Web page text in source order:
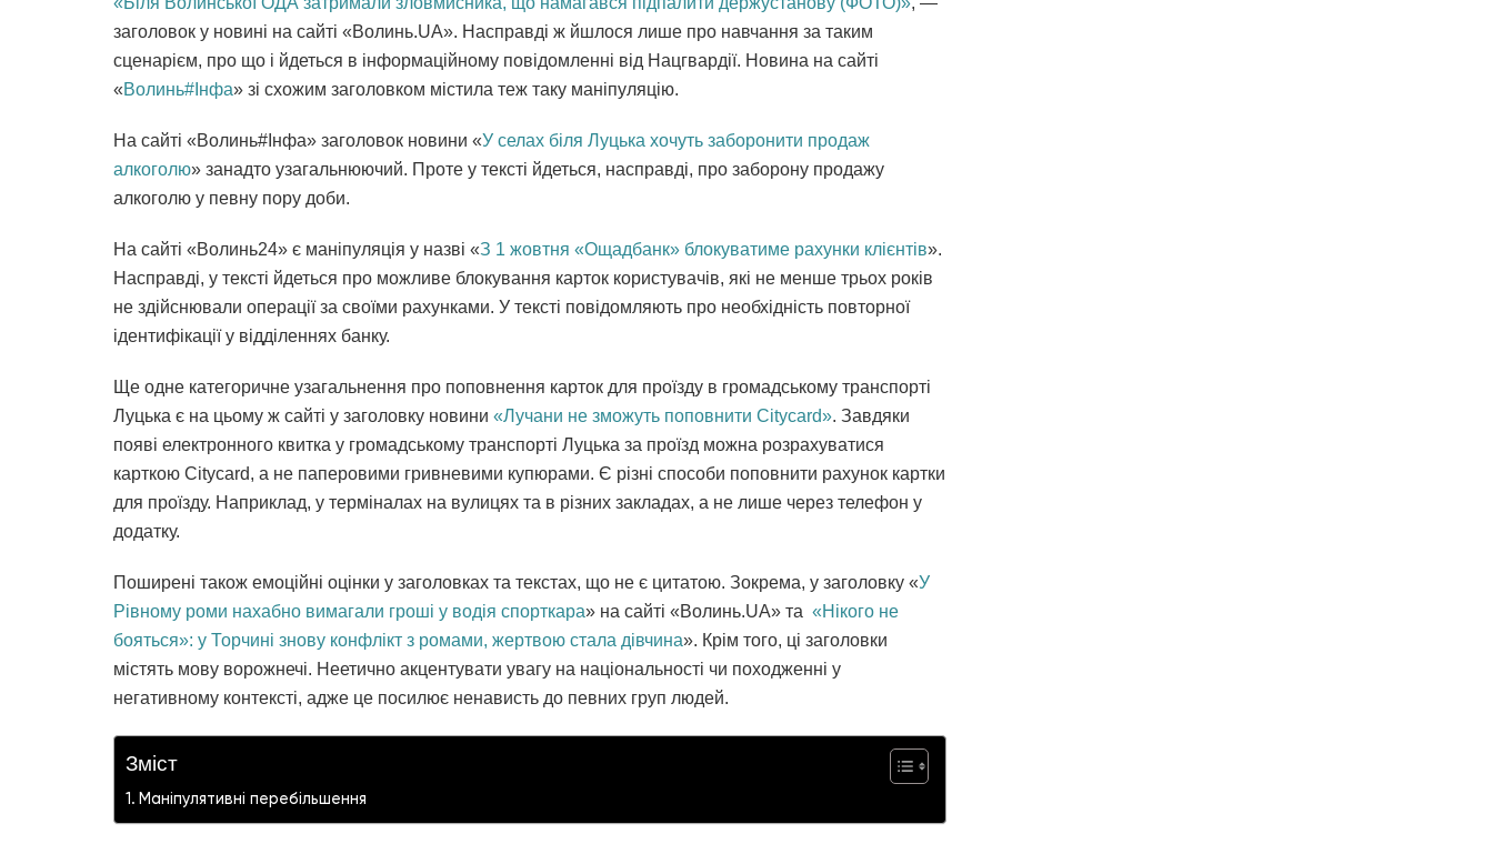
заголовок у новині на сайті «Волинь.UА». Насправді ж йшлося лише про навчання за таким
сценарієм, про що і йдеться в інформаційному повідомленні від Нацгвардії. Новина на сайті
«Волинь#Інфа» зі схожим заголовком містила теж таку маніпуляцію.
На сайті «Волинь#Інфа» заголовок новини «У селах біля Луцька хочуть заборонити продаж
алкоголю» занадто узагальнюючий. Проте у тексті йдеться, насправді, про заборону продажу
алкоголю у певну пору доби.
На сайті «Волинь24» є маніпуляція у назві «З 1 жовтня «Ощадбанк» блокуватиме рахунки клієнтів».
Насправді, у тексті йдеться про можливе блокування карток користувачів, які не менше трьох років
не здійснювали операції за своїми рахунками. У тексті повідомляють про необхідність повторної
ідентифікації у відділеннях банку.
Ще одне категоричне узагальнення про поповнення карток для проїзду в громадському транспорті
Луцька є на цьому ж сайті у заголовку новини «Лучани не зможуть поповнити Сitycard». Завдяки
появі електронного квитка у громадському транспорті Луцька за проїзд можна розрахуватися
карткою Cityсard, а не паперовими гривневими купюрами. Є різні способи поповнити рахунок картки
для проїзду. Наприклад, у терміналах на вулицях та в різних закладах, а не лише через телефон у
додатку.
Поширені також емоційні оцінки у заголовках та текстах, що не є цитатою. Зокрема, у заголовку «У
Рівному роми нахабно вимагали гроші у водія спорткара» на сайті «Волинь.UА» та «Нікого не
бояться»: у Торчині знову конфлікт з ромами, жертвою стала дівчина». Крім того, ці заголовки
містять мову ворожнечі. Неетично акцентувати увагу на національності чи походженні у
негативному контексті, адже це посилює ненависть до певних груп людей.
Зміст
Маніпулятивні перебільшення